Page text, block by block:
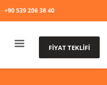
-+90 539 206 38 40
FİYAT TEKLİFİ